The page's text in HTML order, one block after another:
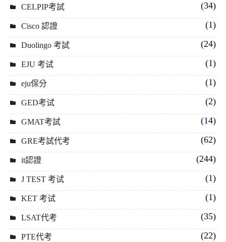
CELPIP考試 (34)
Cisco 認證 (1)
Duolingo 考試 (24)
EJU 考试 (1)
eju保分 (1)
GED考试 (2)
GMAT考試 (14)
GRE考試代考 (62)
it認證 (244)
J TEST 考试 (1)
KET 考试 (1)
LSAT代考 (35)
PTE代考 (22)